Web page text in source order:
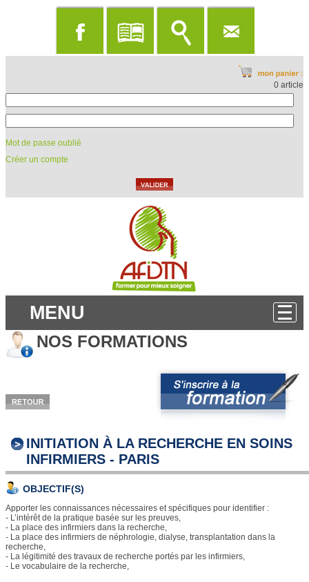
0 article
Mot de passe oublié
Créer un compte
MENU
NOS FORMATIONS
INITIATION À LA RECHERCHE EN SOINS
INFIRMIERS - PARIS
OBJECTIF(S)
Apporter les connaissances nécessaires et spécifiques pour identifier :
- L’intérêt de la pratique basée sur les preuves,
- La place des infirmiers dans la recherche,
- La place des infirmiers de néphrologie, dialyse, transplantation dans la
recherche,
- La légitimité des travaux de recherche portés par les infirmiers,
- Le vocabulaire de la recherche,